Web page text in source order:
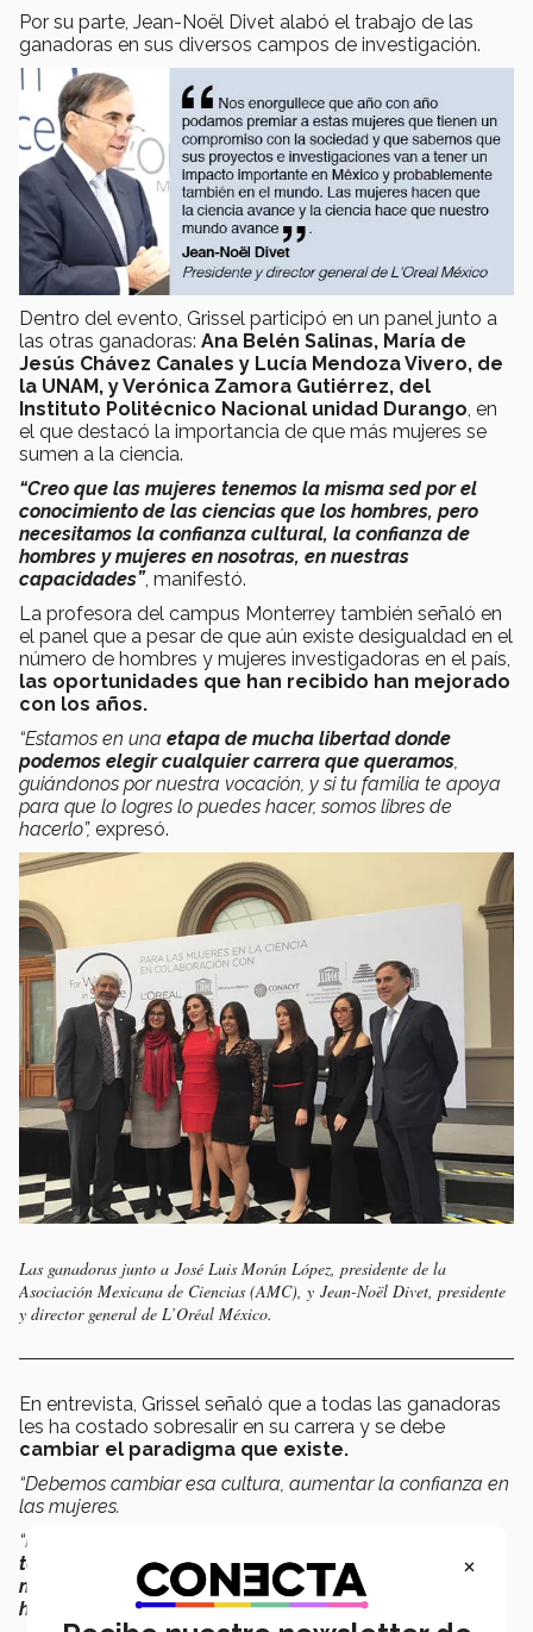
Por su parte, Jean-Noël Divet alabó el trabajo de las
ganadoras en sus diversos campos de investigación.
Dentro del evento, Grissel participó en un panel junto a
las otras ganadoras: Ana Belén Salinas, María de
Jesús Chávez Canales y Lucía Mendoza Vivero, de
la UNAM, y Verónica Zamora Gutiérrez, del
Instituto Politécnico Nacional unidad Durango, en
el que destacó la importancia de que más mujeres se
sumen a la ciencia.
“Creo que las mujeres tenemos la misma sed por el
conocimiento de las ciencias que los hombres, pero
necesitamos la confianza cultural, la confianza de
hombres y mujeres en nosotras, en nuestras
capacidades”, manifestó.
La profesora del campus Monterrey también señaló en
el panel que a pesar de que aún existe desigualdad en el
número de hombres y mujeres investigadoras en el país,
las oportunidades que han recibido han mejorado
con los años.
“Estamos en una etapa de mucha libertad donde
podemos elegir cualquier carrera que queramos,
guiándonos por nuestra vocación, y si tu familia te apoya
para que lo logres lo puedes hacer, somos libres de
hacerlo”, expresó.
Las ganadoras junto a José Luis Morán López, presidente de la
Asociación Mexicana de Ciencias (AMC), y Jean-Noël Divet, presidente
y director general de L’Oréal México.
En entrevista, Grissel señaló que a todas las ganadoras
les ha costado sobresalir en su carrera y se debe
cambiar el paradigma que existe.
“Debemos cambiar esa cultura, aumentar la confianza en
las mujeres.
“Hay muchos casos en que se ha demostrado que
talento de la mujer es muy valioso y que tenemos las
mismas capacidades y el mismo talento que los
hombres
”, indicó.
×